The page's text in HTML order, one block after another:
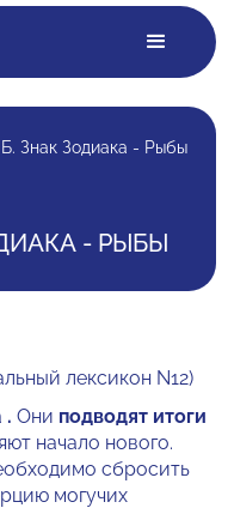
Знак Зодиака - Рыбы
- РЫБЫ
лексикон N12)
. Они подводят итоги
начало нового.
сбросить
могучих